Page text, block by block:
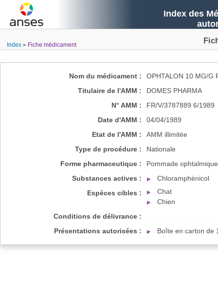
Index des
Index Fiche médicament
Nom du médicament :
OPHTALON 10 MG/G
Titulaire de l'AMM :
DOMES PHARMA
N° AMM :
FR/V/3787889 6/1989
Date d'AMM :
04/04/1989
Etat de l'AMM :
AMM illimitée
Type de procédure :
Nationale
Forme pharmaceutique :
Pommade ophtalmique
Substances actives :
Chloramphénicol
Espèces cibles :
Chat
Chien
Conditions de délivrance :
Présentations autorisées :
Boîte en carton de